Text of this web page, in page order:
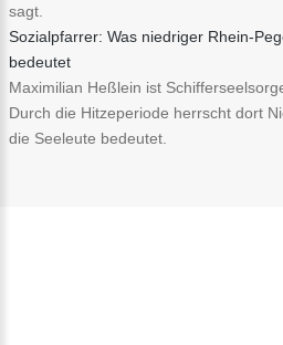
sagt.
Sozialpfarrer: Was niedriger Rhein-
bedeutet
Maximilian Heßlein ist
Durch die Hitzeperiode herrscht dort
die Seeleute bedeutet.